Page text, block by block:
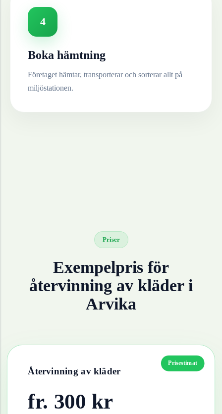
4
Boka hämtning
Företaget hämtar, transporterar och sorterar allt på
miljöstationen.
Priser
Exempelpris för
återvinning av kläderi
Arvika
Prisestimat
Återvinning av kläder
fr. 300 kr